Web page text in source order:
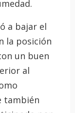
a bajar el
la posición
un buen
al
también